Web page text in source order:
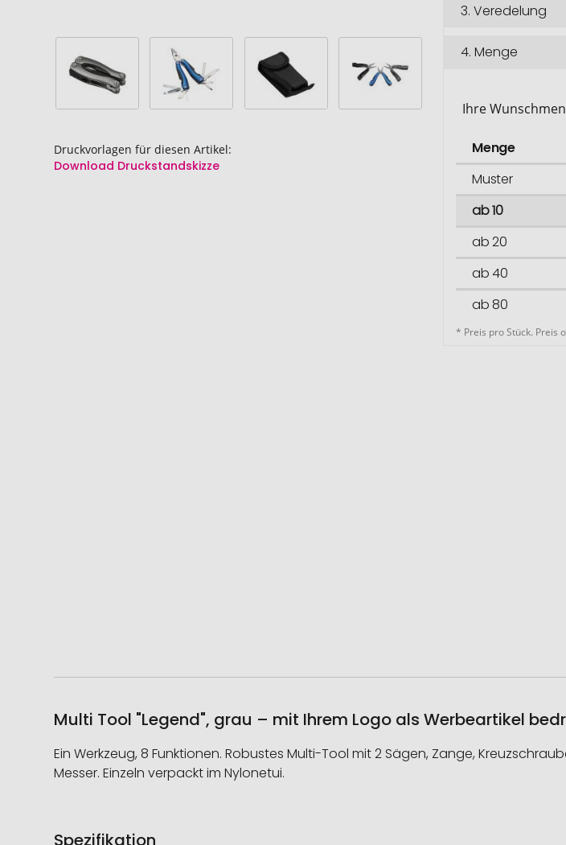
Druckvorlagen für diesen Artikel:
Download Druckstandskizze
3.Veredelung
4.Menge
Ihre
Menge
Muster
ab 10
ab 20
ab 40
ab 80
* Preis pro Stück. Preis
Multi Tool "Legend", grau – mit Ihrem Logo als Werbeartikel
Ein Werkzeug, 8 Funktionen. Robustes Multi-Tool mit 2 Sägen, Zange,
Messer. Einzeln verpackt im Nylonetui.